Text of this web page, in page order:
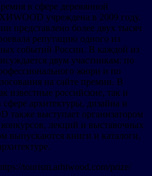
в сфере деревянной
учреждена в 2009 году.
представлено более двух тысяч
репутацию одного из
событий России. В каждой из
двум участникам: по
жюри и по
на сайте премии. В
известные российские, так и
архитектуры, дизайна и
также выступает организатором
лекций и выставочных
выпускаются книги и каталоги,
tourism.arhiwood.com/prize/